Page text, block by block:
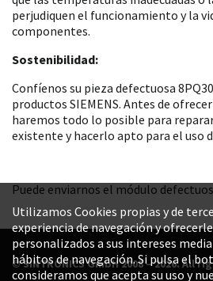
perjudiquen el funcionamiento y la
componentes.
Sostenibilidad:
Confíenos su pieza defectuosa
productos SIEMENS. Antes de
haremos todo lo posible para
existente y hacerlo apto para el uso
Puede enviarnos el módulo
© SINTRONICS GmbH 2008 – 2026. All
Utilizamos Cookies propias y de
experiencia de navegación y
personalizados a sus intereses
hábitos de navegación. Si pulsa el
consideramos que acepta su uso y